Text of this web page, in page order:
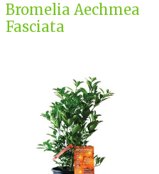
Bromelia Aechmea
Fasciata